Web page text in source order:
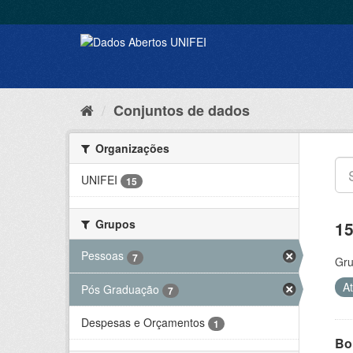
Conjuntos de dados
Organizações
UNIFEI
15
Grupos
Pessoas
7
Pós Graduação 7
Despesas e Orçamentos 1